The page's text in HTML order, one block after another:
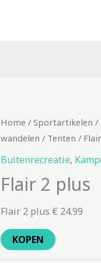
Home / Sportartikelen /
wandelen / Tenten /
Buitenrecreatie,
Flair 2 plus
Flair 2 plus € 24.99
KOPEN